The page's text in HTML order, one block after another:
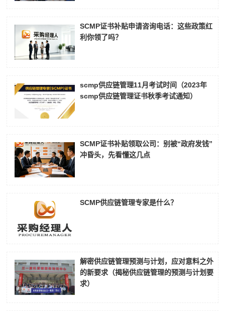
SCMP证书补贴申请咨询电话：这些政策红
利你领了吗？
scmp供应链管理11月考试时间（2023年
scmp供应链管理证书秋季考试通知）
SCMP证书补贴领取公司：别被“政府发钱”
冲昏头，先看懂这几点
SCMP供应链管理专家是什么？
解密供应链管理预测与计划，应对意料之外
的新要求（揭秘供应链管理的预测与计划要
求）